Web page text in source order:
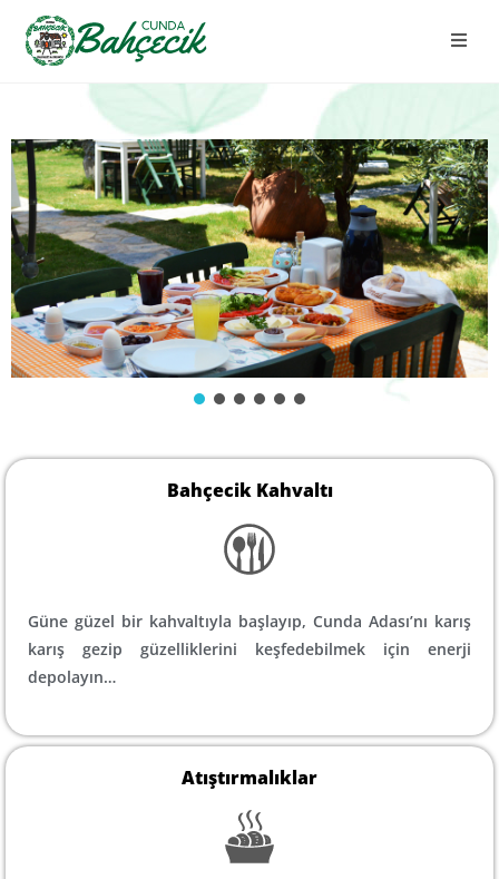
Bahçecik Kahvaltı
Güne güzel bir kahvaltıyla başlayıp, Cunda Adası’nı karış
karış gezip güzelliklerini keşfedebilmek için enerji
depolayın…
Atıştırmalıklar